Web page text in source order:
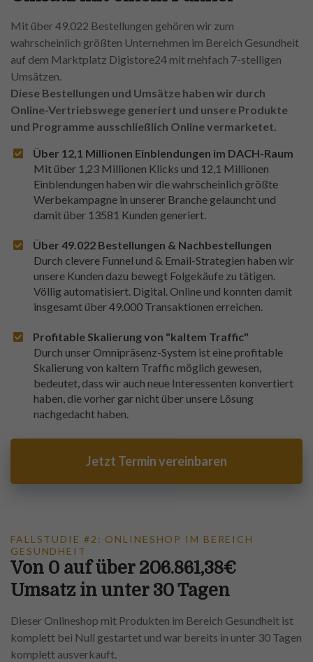
Mit über 49.022 Bestellungen gehören wir zum
wahrscheinlich größten Unternehmen im Bereich Gesundheit
auf dem Marktplatz Digistore24 mit mehfach 7-stelligen
Umsätzen.
Diese Bestellungen und Umsätze haben wir durch
Online-Vertriebswege generiert und unsere Produkte
und Programme ausschließlich Online vermarketet.
Über 12,1 Millionen Einblendungen im DACH-Raum
Mit über 1,23 Millionen Klicks und 12,1 Millionen
Einblendungen haben wir die wahrscheinlich größte
Werbekampagne in unserer Branche gelauncht und
damit über 13581 Kunden generiert.
Über 49.022 Bestellungen & Nachbestellungen
Durch clevere Funnel und & Email-Strategien haben wir
unsere Kunden dazu bewegt Folgekäufe zu tätigen.
Völlig automatisiert. Digital. Online und konnten damit
insgesamt über 49.000 Transaktionen erreichen.
Profitable Skalierung von "kaltem Traffic"
Durch unser Omnipräsenz-System ist eine profitable
Skalierung von kaltem Traffic möglich gewesen,
bedeutet, dass wir auch neue Interessenten konvertiert
haben, die vorher gar nicht über unsere Lösung
nachgedacht haben.
Jetzt Termin vereinbaren
FALLSTUDIE #2: ONLINESHOP IM BEREICH
GESUNDHEIT
Von 0 auf über 206.861,38€
Umsatz in unter 30 Tagen
Dieser Onlineshop mit Produkten im Bereich Gesundheit ist
komplett bei Null gestartet und war bereits in unter 30 Tagen
komplett ausverkauft.